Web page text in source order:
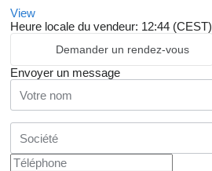
View
Heure locale du vendeur: 12:44 (CEST)
Demander un rendez-vous
Envoyer un message